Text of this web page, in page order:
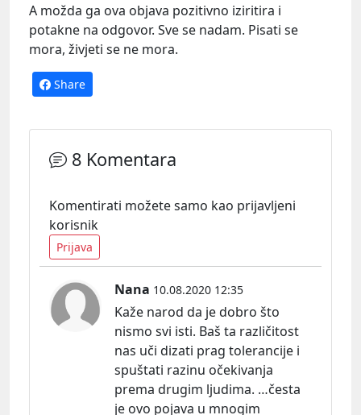
A možda ga ova objava pozitivno iziritira i
potakne na odgovor. Sve se nadam. Pisati se
mora, živjeti se ne mora.
Share
8 Komentara
Komentirati možete samo kao prijavljeni
korisnik
Prijava
Nana 10.08.2020 12:35
Kaže narod da je dobro što
nismo svi isti. Baš ta različitost
nas uči dizati prag tolerancije i
spuštati razinu očekivanja
prema drugim ljudima. …česta
je ovo pojava u mnogim